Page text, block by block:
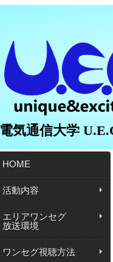
電気通信大学
HOME
活動内容
エリアワンセグ
放送環境
ワンセグ視聴方法